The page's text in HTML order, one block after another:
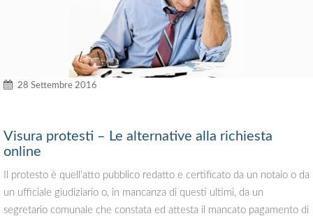
28 Settembre 2016
Visura protesti – Le alternative alla richiesta
online
Il protesto è quell’atto pubblico redatto e certificato da un notaio o da
un ufficiale giudiziario o, in mancanza di questi ultimi, da un
segretario comunale che constata ed attesta il mancato pagamento di